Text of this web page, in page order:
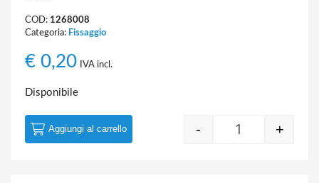
COD: 1268008
Categoria: Fissaggio
€ 0,20 IVA incl.
Disponibile
Morsetto per
- +
Aggiungi al carrello